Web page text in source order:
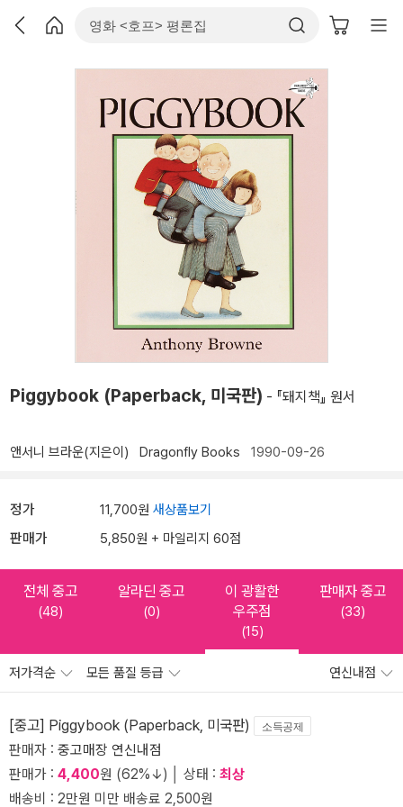
Piggybook (Paperback, 미국판) - 『돼지책』 원서
앤서니 브라운(지은이) Dragonfly Books 1990-09-26
정가 11,700원 새상품보기
판매가 5,850원 + 마일리지 60점
전체 중고
(48)
알라딘 중고
(0)
이 광활한
우주점
(15)
판매자 중고
(33)
저가격순 모든 품질 등급 연신내점
[중고] Piggybook (Paperback, 미국판) 소득공제
판매자 : 중고매장 연신내점
판매가 : 4,400원 (62%↓) │ 상태 : 최상
배송비 : 2만원 미만 배송료 2,500원